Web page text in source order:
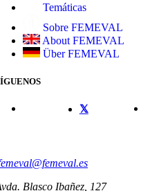
Temáticas
Sobre FEMEVAL
About FEMEVAL
Über FEMEVAL
Blasco Ibañez, 127